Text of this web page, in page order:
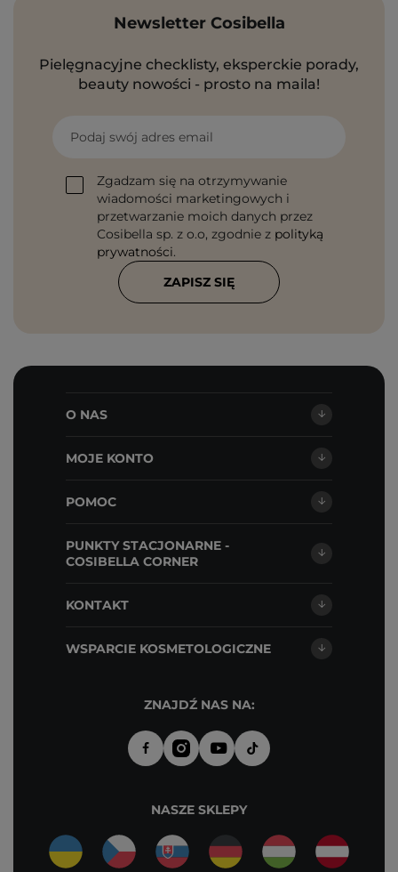
Newsletter Cosibella
Pielęgnacyjne checklisty, eksperckie porady,
beauty nowości - prosto na maila!
Podaj swój adres email
Zgadzam się na otrzymywanie
wiadomości marketingowych i
przetwarzanie moich danych przez
Cosibella sp. z o.o, zgodnie z polityką
prywatności.
ZAPISZ SIĘ
O NAS
MOJE KONTO
POMOC
PUNKTY STACJONARNE -
COSIBELLA CORNER
KONTAKT
WSPARCIE KOSMETOLOGICZNE
ZNAJDŹ NAS NA:
NASZE SKLEPY